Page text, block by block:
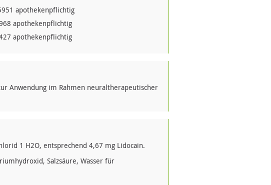
apothekenpflichtig
apothekenpflichtig
apothekenpflichtig
Anwendung im Rahmen neuraltherapeutischer
1 H2O, entsprechend 4,67 mg Lidocain.
Salzsäure, Wasser für